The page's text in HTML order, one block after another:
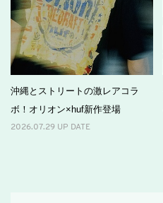
沖縄とストリートの激レアコラ
ボ！オリオン×huf新作登場
2026.07.29 UP DATE